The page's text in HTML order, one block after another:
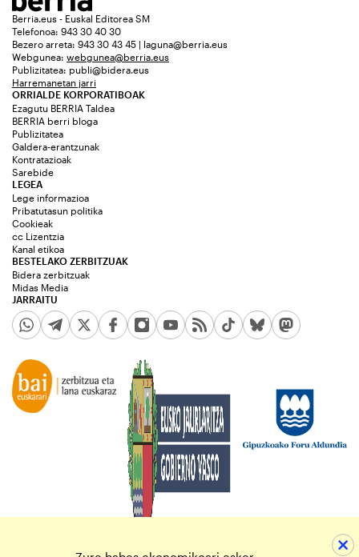
Berria.eus - Euskal Editorea SM
Telefonoa: 943 30 40 30
Bezero arreta: 943 30 43 45 | laguna@berria.eus
Webgunea: webgunea@berria.eus
Publizitatea: publi@bidera.eus
Harremanetan jarri
ORRIALDE KORPORATIBOAK
Ezagutu BERRIA Taldea
BERRIA berri bloga
Publizitatea
Galdera-erantzunak
Kontratazioak
Sarebide
JARRAITU
LEGEA
Lege informazioa
Pribatutasun politika
Cookieak
cc Lizentzia
Kanal etikoa
BESTELAKO ZERBITZUAK
Bidera zerbitzuak
Midas Media